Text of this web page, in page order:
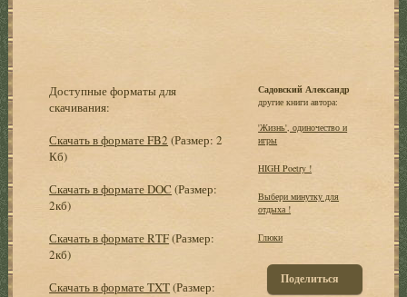
Доступные форматы для
скачивания:
Скачать в формате FB2 (Размер: 2
Кб)
Скачать в формате DOC (Размер:
2кб)
Скачать в формате RTF(Размер:
2кб)
Скачать в формате TXT(Размер:
Садовский Александр
другие книги автора:
'Жизнь', одиночество и
игры
HIGH Poetry !
Выбеpи минутку для
отдыха !
Глюки
Поделиться